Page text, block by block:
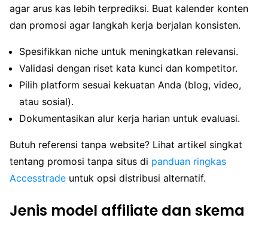
agar arus kas lebih terprediksi. Buat kalender konten
dan promosi agar langkah kerja berjalan konsisten.
Spesifikkan niche untuk meningkatkan relevansi.
Validasi dengan riset kata kunci dan kompetitor.
Pilih platform sesuai kekuatan Anda (blog, video,
atau sosial).
Dokumentasikan alur kerja harian untuk evaluasi.
Butuh referensi tanpa website? Lihat artikel singkat
tentang promosi tanpa situs di panduan ringkas
Accesstrade untuk opsi distribusi alternatif.
Jenis model affiliate dan skema